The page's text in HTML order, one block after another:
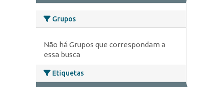
Grupos
Não há Grupos que correspondam a
essa busca
Etiquetas